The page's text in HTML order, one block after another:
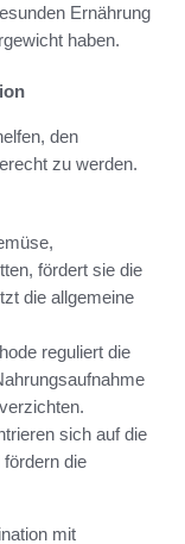
Ernährung
haben.
den
zu werden.
fördert sie die
die allgemeine
reguliert die
sich auf die
die
mit